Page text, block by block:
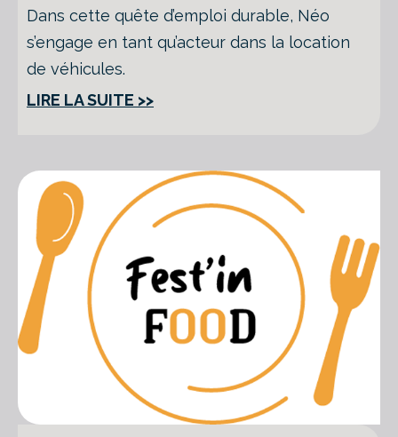
Dans cette quête d’emploi durable, Néo
s’engage en tant qu’acteur dans la location
de véhicules.
LIRE LA SUITE >>